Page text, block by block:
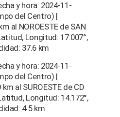
y hora: 2024-11-
del Centro) |
al NOROESTE de SAN
Longitud: 17.007°,
37.6 km
y hora: 2024-11-
del Centro) |
al SUROESTE de CD
Longitud: 14.172°,
4.5 km